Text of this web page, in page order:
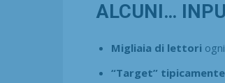
ALCUNI…
Migliaia di lettori
“Target”